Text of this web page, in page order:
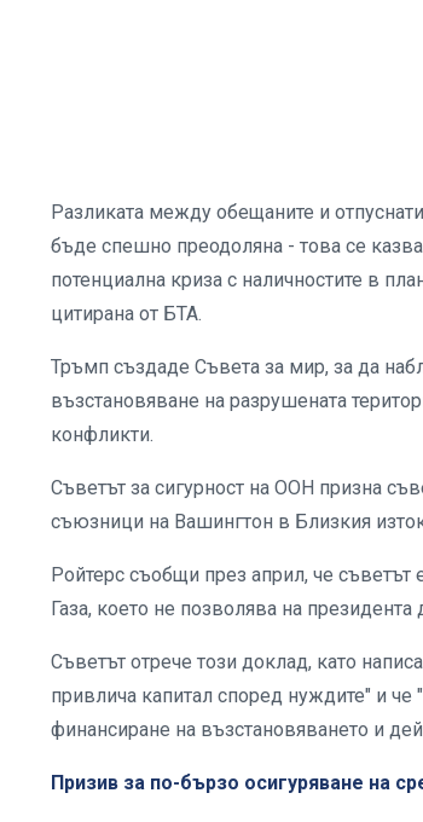
Разликата между обещаните и
бъде спешно преодоляна - това се
потенциална криза с наличностите в
цитирана от БТА.
Тръмп създаде Съвета за мир, за да
възстановяване на разрушената
конфликти.
Съветът за сигурност на ООН призна
съюзници на Вашингтон в Близкия
Ройтерс съобщи през април, че съветът
Газа, което не позволява на
Съветът отрече този доклад, като
привлича капитал според нуждите" и
финансиране на възстановяването и
Призив за по-бързо осигуряване на